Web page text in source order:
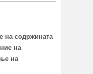
на содржината
на
на